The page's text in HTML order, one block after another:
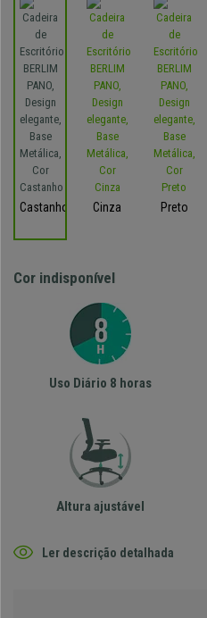
Castanho Cinza
Preto
Cor indisponível
Uso Diário 8 horas
Altura ajustável
Ler descrição detalhada